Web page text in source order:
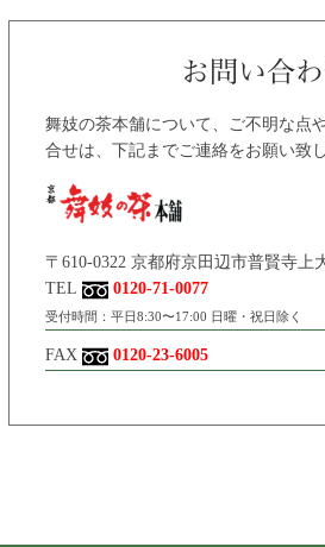
舞妓の茶本舗について、ご不明な点
合せは、下記までご連絡をお願い致し
〒610-0322 京都府京田辺市普賢寺上
TEL
0120-71-0077
受付時間：平日8:30〜17:00 日曜・祝日除く
FAX 0120-23-6005